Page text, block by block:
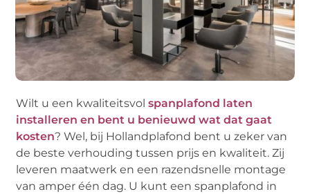
Wilt u een kwaliteitsvolspanplafond laten
installeren en bent u benieuwd wat dat gaat
kosten? Wel, bij Hollandplafond bent u zeker van
de beste verhouding tussen prijs en kwaliteit. Zij
leveren maatwerk en een razendsnelle montage
van amper één dag. U kunt een spanplafond in